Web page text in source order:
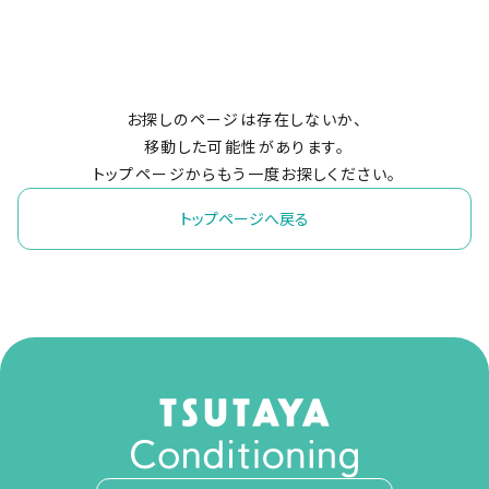
お探しのページは存在しないか、
移動した可能性があります。
トップページからもう一度お探しください。
トップページへ戻る